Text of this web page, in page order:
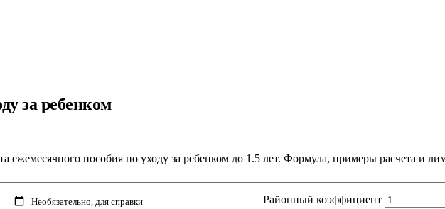
за ребенком
ежемесячного пособия по уходу за ребенком до 1.5 лет. Формула, примеры расчета и
Необязательно, для справки Районный коэффициент